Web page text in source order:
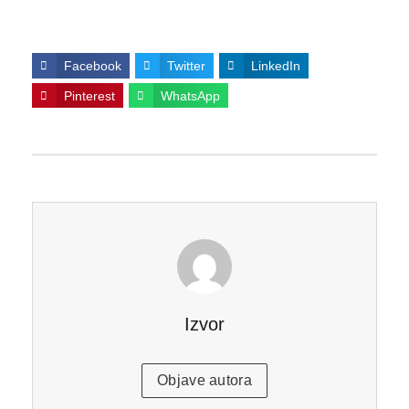
Facebook Twitter LinkedIn
Pinterest WhatsApp
Izvor
Objave autora